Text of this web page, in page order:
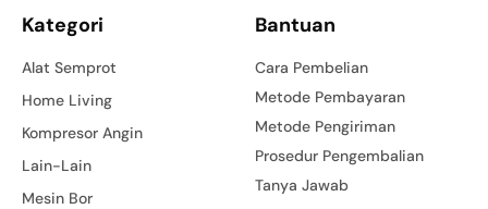
Kategori
Alat Semprot
Home Living
Kompresor Angin
Lain-Lain
Mesin Bor
Bantuan
Cara Pembelian
Metode Pembayaran
Metode Pengiriman
Prosedur Pengembalian
Tanya Jawab